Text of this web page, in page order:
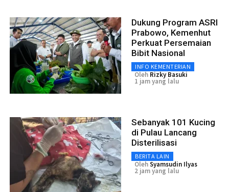
Dukung Program ASRI
Prabowo, Kemenhut
Perkuat Persemaian
Bibit Nasional
INFO KEMENTERIAN
Oleh Rizky Basuki
1 jam yang lalu
Sebanyak 101 Kucing
di Pulau Lancang
Disterilisasi
BERITA LAIN
OlehSyamsudin Ilyas
2 jam yang lalu